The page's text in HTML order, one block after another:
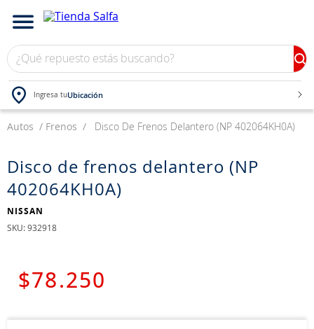
¿Qué repuesto estás buscando?
Ingresa tuUbicación
Autos Frenos Disco De Frenos Delantero (NP 402064KH0A)
Disco de frenos delantero (NP
402064KH0A)
NISSAN
: 932918
$78 .250
TÉRMINOS MÁS BUSCADOS
2.
neumáticos
3
westlake
4.
yokohama
6.
chevrolet
8.
265